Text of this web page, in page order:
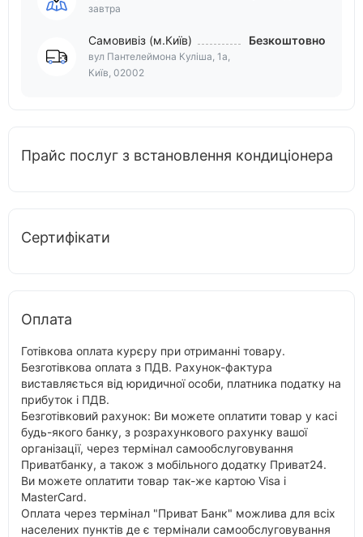
завтра
Самовивіз (м.Київ)
вул Пантелеймона Куліша, 1а,
Київ, 02002
Безкоштовно
Прайс послуг з встановлення кондиціонера
Сертифікати
Оплата
Готівкова оплата курєру при отриманні товару.
Безготівкова оплата з ПДВ. Рахунок-фактура
виставляється від юридичної особи, платника податку на
прибуток і ПДВ.
Безготівковий рахунок: Ви можете оплатити товар у касі
будь-якого банку, з розрахункового рахунку вашої
організації, через термінал самообслуговування
Приватбанку, а також з мобільного додатку Приват24.
Ви можете оплатити товар так-же картою Visa і
MasterCard.
Оплата через термінал "Приват Банк" можлива для всіх
населених пунктів де є термінали самообслуговування